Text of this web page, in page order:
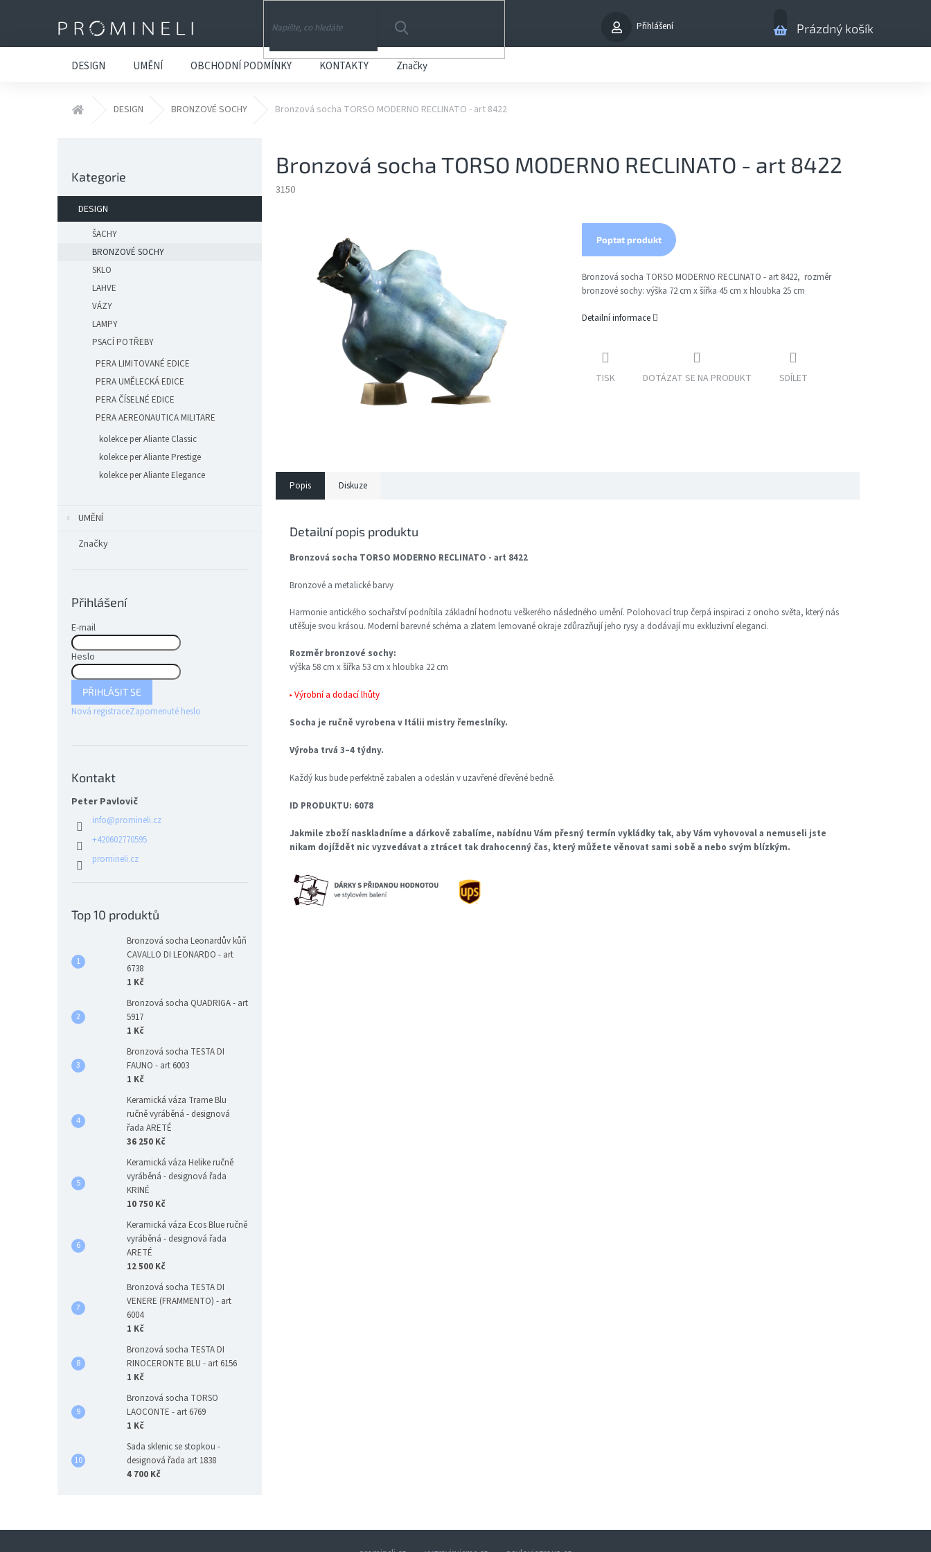
Přihlášení
HLEDAT
Nákupní
košík
Prázdný košík
DESIGN UMĚNÍ OBCHODNÍ PODMÍNKY KONTAKTY Značky
Domů DESIGN BRONZOVÉ SOCHY Bronzová socha TORSO MODERNO RECLINATO - art 8422
a
kategorie
Kategorie
DESIGN
ŠACHY
BRONZOVÉ SOCHY
SKLO
LAHVE
VÁZY
LAMPY
PSACÍ POTŘEBY
PERA LIMITOVANÉ EDICE
PERA UMĚLECKÁ EDICE
PERA ČÍSELNÉ EDICE
PERA AEREONAUTICA MILITARE
kolekce per Aliante Classic
kolekce per Aliante Prestige
kolekce per Aliante Elegance
UMĚNÍ
Značky
Přihlášení
E-mail
Heslo
PŘIHLÁSIT SE
Nová registraceZapomenuté heslo
Kontakt
Peter Pavlovič
info@promineli.cz
+420602770595
promineli.cz
Top 10 produktů
Bronzová socha Leonardův kůň
CAVALLO DI LEONARDO - art
6738
1 Kč
Bronzová socha QUADRIGA - art
5917
1 Kč
Bronzová socha TESTA DI
FAUNO - art 6003
1 Kč
Keramická váza Trame Blu
ručně vyráběná - designová
řada ARETÉ
36 250 Kč
Keramická váza Helike ručně
vyráběná - designová řada
KRINÉ
10 750 Kč
Keramická váza Ecos Blue ručně
vyráběná - designová řada
ARETÉ
12 500 Kč
Bronzová socha TESTA DI
VENERE (FRAMMENTO) - art
6004
1 Kč
Bronzová socha TESTA DI
RINOCERONTE BLU - art 6156
1 Kč
Bronzová socha TORSO
LAOCONTE - art 6769
1 Kč
Sada sklenic se stopkou -
designová řada art 1838
4 700 Kč
Bronzová socha TORSO MODERNO RECLINATO - art 8422
3150
Poptat produkt
Bronzová socha TORSO MODERNO RECLINATO - art 8422, rozměr
bronzové sochy: výška 72 cm x šířka 45 cm x hloubka 25 cm
Detailní informace
TISK DOTÁZAT SE NA PRODUKT SDÍLET
Popis Diskuze
Detailní popis produktu
Bronzová socha TORSO MODERNO RECLINATO - art 8422
Bronzové a metalické barvy
Harmonie antického sochařství podnítila základní hodnotu veškerého následného umění. Polohovací trup čerpá inspiraci z onoho světa, který nás
utěšuje svou krásou. Moderní barevné schéma a zlatem lemované okraje zdůrazňují jeho rysy a dodávají mu exkluzivní eleganci.
Rozměr bronzové sochy:
výška 58 cm x šířka 53 cm x hloubka 22 cm
▸ Výrobní a dodací lhůty
Socha je ručně vyrobena v Itálii mistry řemeslníky.
Výroba trvá 3–4 týdny.
Každý kus bude perfektně zabalen a odeslán v uzavřené dřevěné bedně.
ID PRODUKTU: 6078
Jakmile zboží naskladníme a dárkově zabalíme, nabídnu Vám přesný termín vykládky tak, aby Vám vyhovoval a nemuseli jste
nikam dojíždět nic vyzvedávat a ztrácet tak drahocenný čas, který můžete věnovat sami sobě a nebo svým blízkým.